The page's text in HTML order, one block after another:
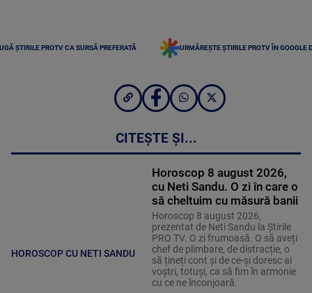
ȘTIRILE PROTV CA SURSĂ PREFERATĂ URMĂREȘTE ȘTIRILE PROTV ÎN GOOGLE
CITEȘTE ȘI...
HOROSCOP CU NETI SANDU
Horoscop 8 august 2026,
cu Neti Sandu. O zi în care o
să cheltuim cu măsură banii
Horoscop 8 august 2026,
prezentat de Neti Sandu la Știrile
PRO TV. O zi frumoasă. O să aveți
chef de plimbare, de distracție, o
să țineți cont și de ce-și doresc ai
voștri, totuși, ca să fim în armonie
cu ce ne înconjoară.